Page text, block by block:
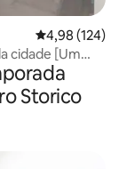
4,98 de uma
4,98 (124)
cidade [Um
Storico